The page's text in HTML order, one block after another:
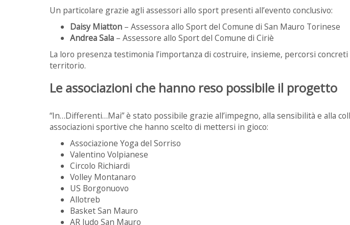
Un particolare grazie agli assessori allo sport presenti all’evento conclusivo:
Daisy Miatton – Assessora allo Sport del Comune di San Mauro Torinese
Andrea Sala – Assessore allo Sport del Comune di Ciriè
La loro presenza testimonia l’importanza di costruire, insieme, percorsi
territorio.
Le associazioni che hanno reso possibile il progetto
“In…Differenti…Mai” è stato possibile grazie all’impegno, alla sensibilità e alla
associazioni sportive che hanno scelto di mettersi in gioco:
Associazione Yoga del Sorriso
Valentino Volpianese
Circolo Richiardi
Volley Montanaro
US Borgonuovo
Allotreb
Basket San Mauro
AR Judo San Mauro